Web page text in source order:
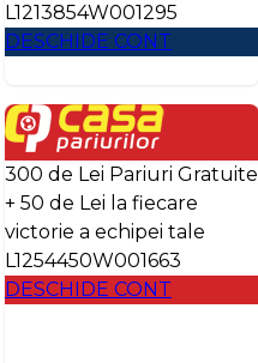
L1213854W001295
DESCHIDE CONT
300 de Lei Pariuri Gratuite
+ 50 de Lei la fiecare
victorie a echipei tale
L1254450W001663
DESCHIDE CONT